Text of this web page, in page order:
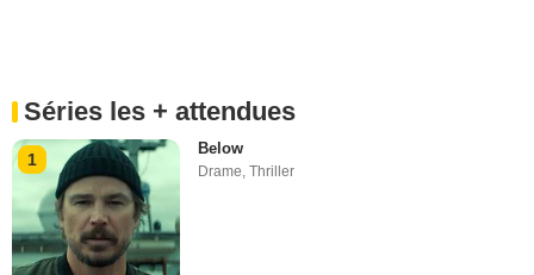
Séries les + attendues
1
Below
Drame,Thriller